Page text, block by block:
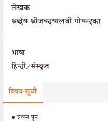
लेखक
श्रद्धेय श्रीजयदयालजी गोयन्दका
भाषा
हिन्दी/संस्कृत
विषय-सूची
•प्रथम पृष्ठ